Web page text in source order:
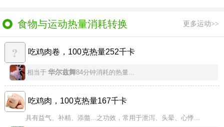
食物与运动热量消耗转换 更多运动>>
吃鸡肉卷，100克热量252千卡
相当于 华尔兹舞84分钟消耗的热量...
吃鸡肉，100克热量167千卡
具有益气、补精、添髓...之功效，常用于泄泻、头晕、心悸...